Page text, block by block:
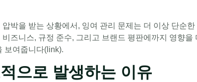
박을 받는 상황에서, 잉여 관리 문제는 더 이상 단순
즈니스, 규정 준수, 그리고 브랜드 평판에까지 영향을
보여줍니다(link).
으로 발생하는 이유